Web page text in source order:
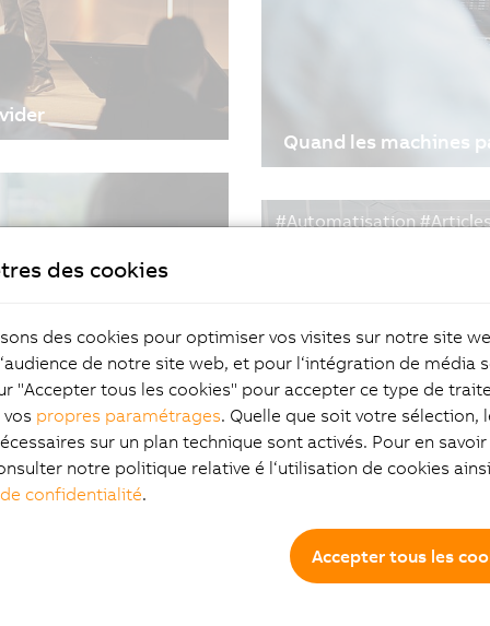
toutes ses
réunis cette semaine
chez B&R en
avec des pairs et
Quand les machines
24/01/2024| 5m
B&R collabore avec
ses logiciels
Azure OpenAI de
optimiser et annoter le
langage naturel.
#Automatisation
#FabricationAdaptative
L'œil adaptatif de la
des cookies
des cookies pour optimiser vos visites sur notre site
de notre site web, et pour l‘intégration de média
"Accepter tous les cookies" pour accepter ce type de
propres paramétrages. Quelle que soit votre sélection,
sur un plan technique sont activés. Pour en savoir
notre politique relative é l‘utilisation de cookies
confidentialité.
Accepter tous les